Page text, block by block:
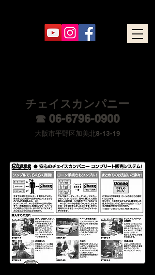
チェイスカンパニー
☎ 06-6796-0900
大阪市平野区加美北8-13-19